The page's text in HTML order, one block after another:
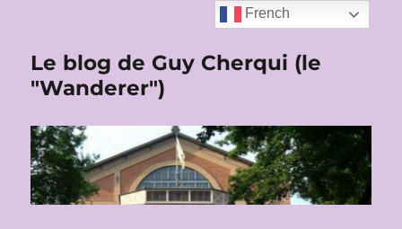
Le blog de Guy Cherqui (le
"Wanderer")
French